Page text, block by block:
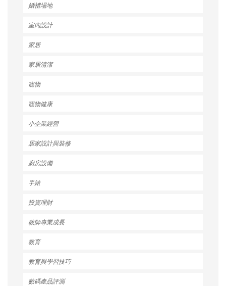
婚禮場地
室內設計
家居
家居清潔
寵物
寵物健康
小企業經營
居家設計與裝修
廚房設備
手錶
投資理財
教師專業成長
教育
教育與學習技巧
數碼產品評測